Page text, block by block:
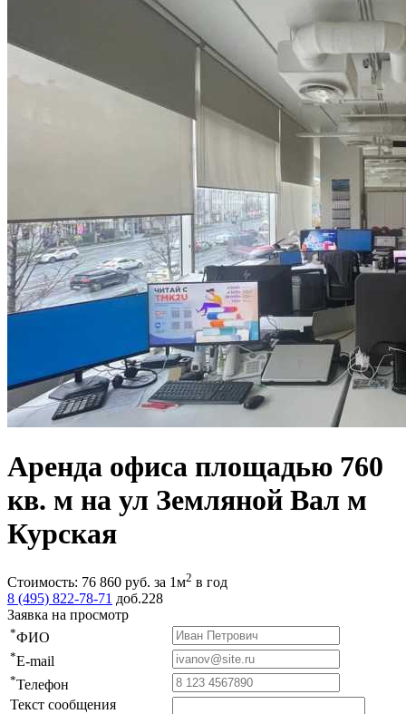
Аренда офиса площадью 760
кв. м на ул Земляной Вал м
Курская
Стоимость: 76 860 руб. за 1м2 в год
8 (495) 822-78-71 доб.228
Заявка на просмотр
*ФИО
*E-mail
*Телефон
Текст сообщения